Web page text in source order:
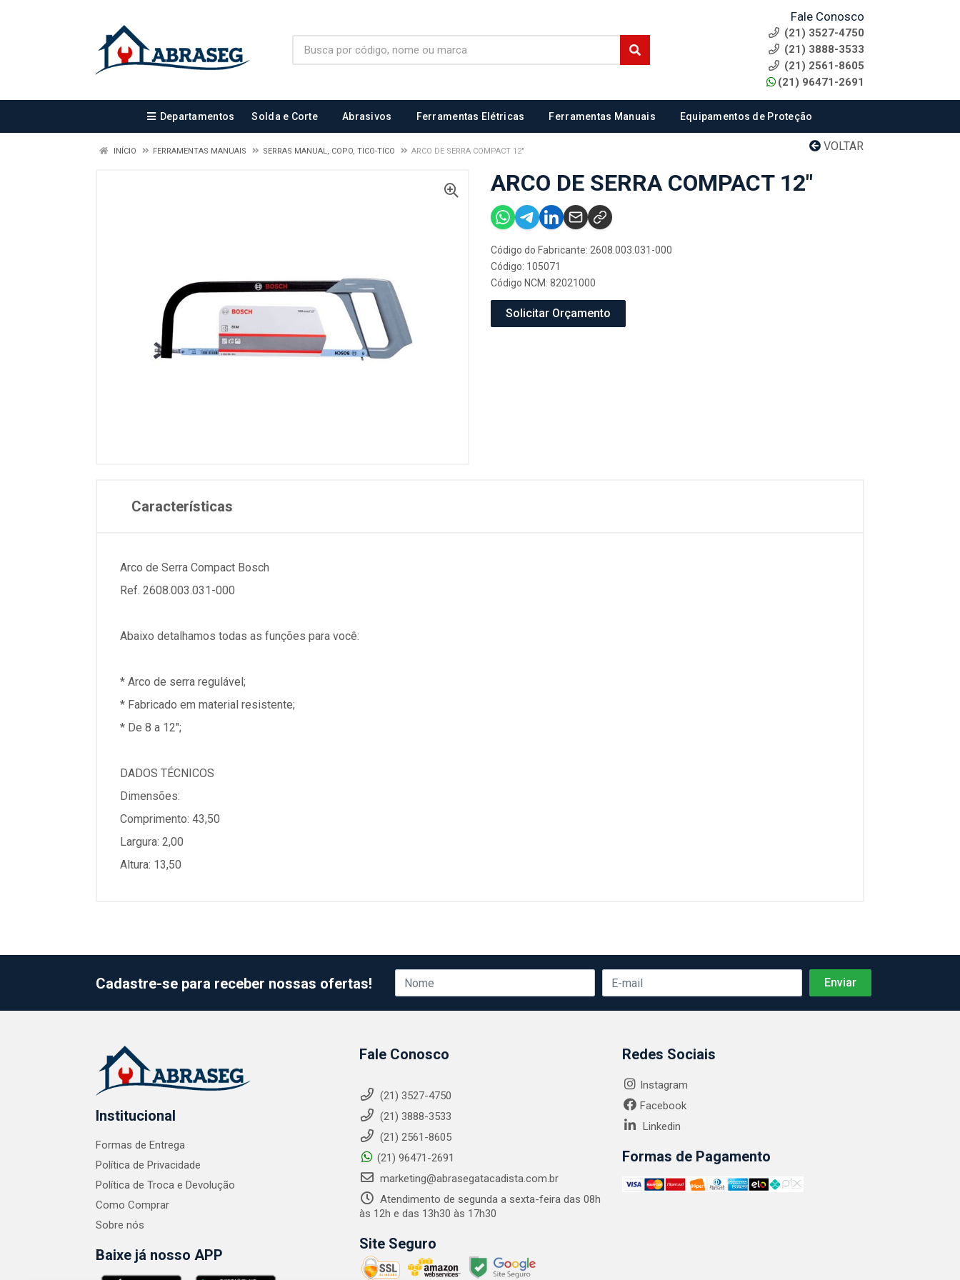
Fale Conosco
(21) 3527-4750
(21) 3888-3533
(21) 2561-8605
(21) 96471-2691
Departamentos Solda e Corte Abrasivos Ferramentas Elétricas Ferramentas Manuais Equipamentos de Proteção
VOLTAR
INÍCIO FERRAMENTAS MANUAIS SERRAS MANUAL, COPO, TICO-TICO ARCO DE SERRA COMPACT 12"
ARCO DE SERRA COMPACT 12"
Código do Fabricante: 2608.003.031-000
Código: 105071
Código NCM: 82021000
Solicitar Orçamento
Características
Arco de Serra Compact Bosch
Ref. 2608.003.031-000
Abaixo detalhamos todas as funções para você:
* Arco de serra regulável;
* Fabricado em material resistente;
* De 8 a 12";
DADOS TÉCNICOS
Dimensões:
Comprimento: 43,50
Largura: 2,00
Altura: 13,50
Cadastre-se para receber nossas ofertas!
Institucional
Formas de Entrega
Política de Privacidade
Política de Troca e Devolução
Como Comprar
Sobre nós
Baixe já nosso APP
Fale Conosco
(21) 3527-4750
(21) 3888-3533
(21) 2561-8605
(21) 96471-2691
marketing@abrasegatacadista.com.br
Atendimento de segunda a sexta-feira das 08h
às 12h e das 13h30 às 17h30
Site Seguro
Redes Sociais
Instagram
Facebook
Linkedin
Formas de Pagamento